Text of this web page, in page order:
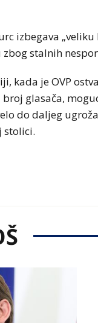
izbegava
stalnih
kada je OVP
glasača,
do daljeg
stolici.